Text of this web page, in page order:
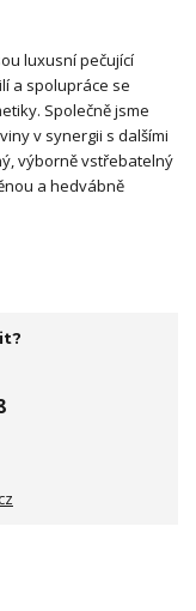
luxusní pečující
a spolupráce se
Společně jsme
v synergii s dalšími
výborně vstřebatelný
a hedvábně